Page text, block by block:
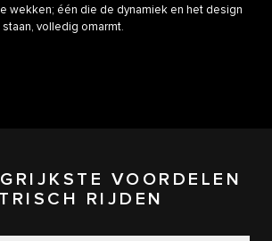
wekken; één die de dynamiek en het design
volledig omarmt.
VOORDELEN
RIJDEN